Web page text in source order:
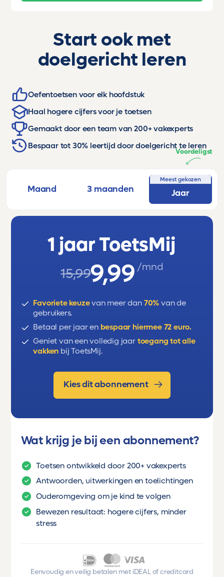
Start ook met
doelgericht leren
Oefentoetsen voor elk hoofdstuk
Haal hogere cijfers voor je toetsen
Gemaakt door een team van 200+ vakexperts
Bespaar tot 30% leertijd door doelgericht te leren
Maand 3 maanden
Meest gekozen
Jaar
Voordeligst
1 jaar ToetsMij
15,999,99 /mnd
Favoriete keuzevan meer dan 70% van de
gebruikers.
Betaal per jaar en bespaar hiermee 72 euro.
Geniet van een volledig jaar toegang tot alle
vakken bij ToetsMij.
Kies dit abonnement
Wat krijg je bij een abonnement?
Toetsen ontwikkeld door 200+ vakexperts
Antwoorden, uitwerkingen en toelichtingen
Ouderomgeving om je kind te volgen
Bewezen resultaat: hogere cijfers, minder
stress
Eenvoudig en veilig betalen met iDEAL of creditcard